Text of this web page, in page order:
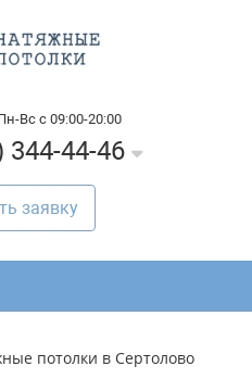
Вс с 09:00-20:00
344-44-46
заявку
потолки в Сертолово